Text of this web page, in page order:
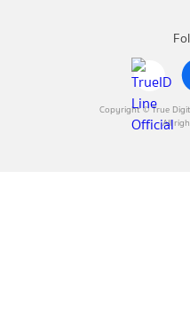
Copyright © True
All